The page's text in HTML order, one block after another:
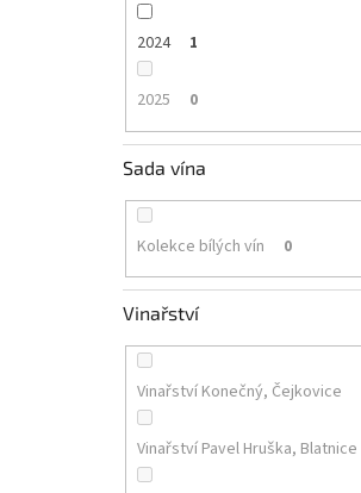
2024 1
2025 0
Sada vína
Kolekce bílých vín 0
Vinařství
Vinařství Konečný, Čejkovice
Vinařství Pavel Hruška, Blatnice